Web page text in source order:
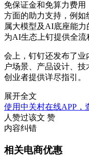
免保证金和免算力费
方面的助力支持，例
属大模型及AI底座能力
为AI生态上钉提供全流
会上，钉钉还发布了
户场景、产品设计、
创业者提供详尽指引。
展开全文
使用中关村在线APP，
人赞过该文 赞
内容纠错
相关电商优惠